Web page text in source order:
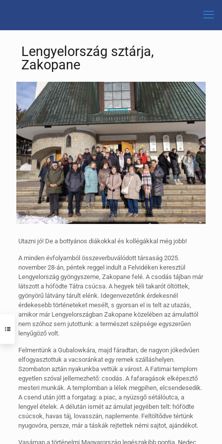
Lengyelország sztárja,
Zakopane
Utazni jó! De a bottyános diákokkal és kollégákkal még jobb!
A minden évfolyamból összeverbuválódott társaság 2025.
november 28-án, péntek reggel indult a Felvidéken keresztül
Lengyelország gyöngyszeme, Zakopane felé. A csodás tájban már
látszott a hófödte Tátra csúcsa. A hegyek téli takarót öltöttek,
gyönyörű látvány tárult elénk. Idegenvezetőnk érdekesnél
érdekesebb történeteket mesélt, s gyorsan el is telt az utazás,
amikor már Lengyelországban Zakopane közelében az ámulattól
nem szóhoz sem jutottunk: a természet szépsége egyszerűen
lenyűgöző volt.
Felmentünk a Gubalowkára, majd fáradtan, de nagyon jókedvűen
elfogyasztottuk a vacsoránkat egy remek szálláshelyen.
Szombaton aztán nyakunkba vettük a várost. A Fatimai templom
egyetlen szóval jellemezhető: csodás. A fafaragások elképesztő
mesteri munkák. A templomban a lélek megpihen, elcsendesedik.
A csend után jött a forgatag: a piac, a nyüzsgő sétálóutca, a
lengyel ételek. A délután ismét az ámulat jegyében telt: hófödte
csúcsok, havas táj, lovasszán, naplemente. Feltöltődve tértünk
nyugovóra, persze, már a táskák rejtettek némi sajtot, ajándékot.
Vasárnap a történelmi Magyarország legészakibb pontja, Nedec